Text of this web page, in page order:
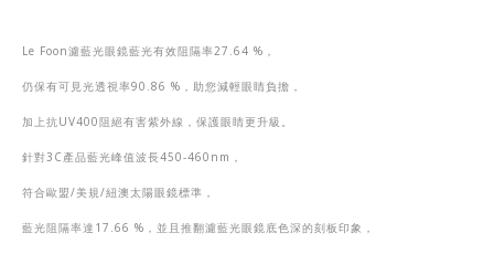
Le Foon濾藍光眼鏡藍光有效阻隔率27.64 % ，
仍保有可見光透視率90.86 % ，助您減輕眼睛負擔，
加上抗UV400阻絕有害紫外線，保護眼睛更升級。
針對3C 產品藍光峰值波長450-460nm ，
符合歐盟/美規/紐澳太陽眼鏡標準，
藍光阻隔率達 17.66 % ，並且推翻濾藍光眼鏡底色深的刻板印象，